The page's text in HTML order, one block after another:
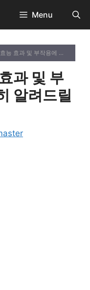
Menu
부작용에 대해 자세히 알려드릴게요
과 및 부
알려드릴